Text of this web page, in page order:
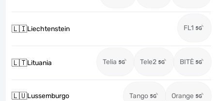
🇱🇮Liechtenstein FL1
🇱🇹Lituania Telia Tele2 BITĖ
🇱🇺Lussemburgo Tango Orange